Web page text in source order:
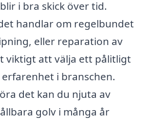
i bra skick över tid.
handlar om regelbundet
eller reparation av
viktigt att välja ett pålitligt
i branschen.
det kan du njuta av
golv i många år